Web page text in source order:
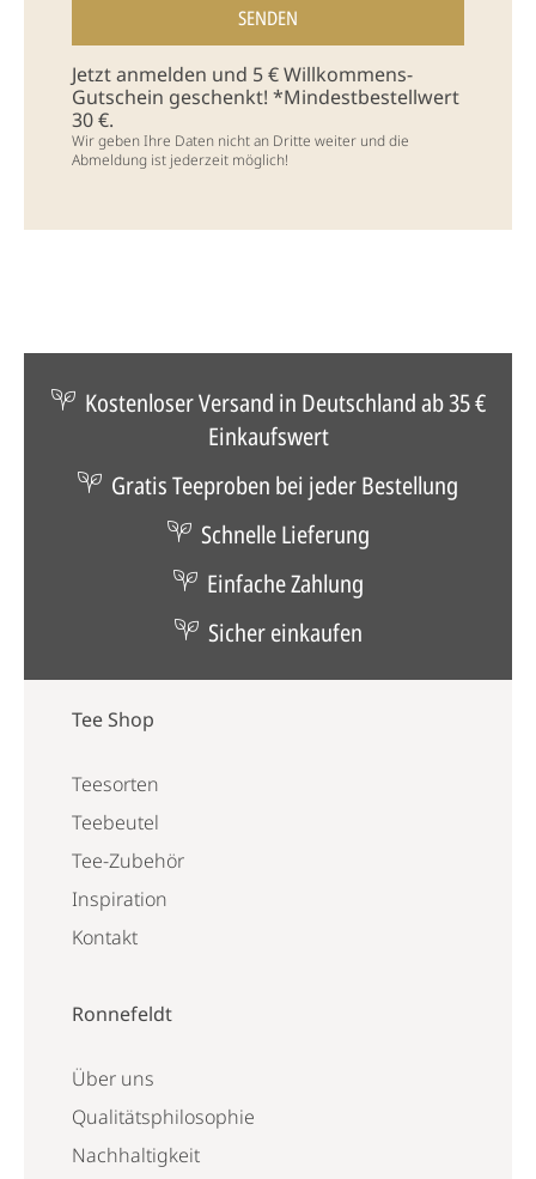
Jetzt anmelden und 5 € Willkommens-
Gutschein geschenkt! *Mindestbestellwert
30 €.
Wir geben Ihre Daten nicht an Dritte weiter und die
Abmeldung ist jederzeit möglich!
Kostenloser Versand in Deutschland ab 35 €
Einkaufswert
Gratis Teeproben bei jeder Bestellung
Schnelle Lieferung
Einfache Zahlung
Sicher einkaufen
Tee Shop
Teesorten
Teebeutel
Tee-Zubehör
Inspiration
Kontakt
Ronnefeldt
Über uns
Qualitätsphilosophie
Nachhaltigkeit